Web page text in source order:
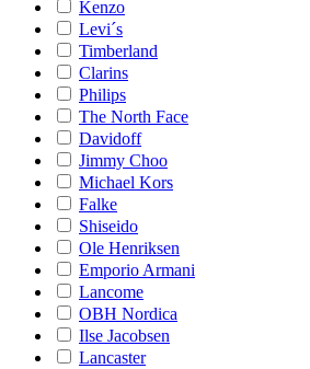
Kenzo
Levi´s
Timberland
Clarins
Philips
The North Face
Davidoff
Jimmy Choo
Michael Kors
Falke
Shiseido
Ole Henriksen
Emporio Armani
Lancome
OBH Nordica
Ilse Jacobsen
Lancaster